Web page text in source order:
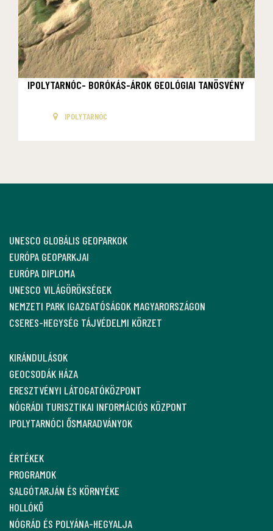
IPOLYTARNÓC- BORÓKÁS-ÁROK GEOLÓGIAI TANÖSVÉNY
IPOLYTARNÓC
UNESCO GLOBÁLIS GEOPARKOK
EURÓPA GEOPARKJAI
EURÓPA DIPLOMA
UNESCO VILÁGÖRÖKSÉGEK
NEMZETI PARK IGAZGATÓSÁGOK MAGYARORSZÁGON
CSERES-HEGYSÉG TÁJVÉDELMI KÖRZET
KIRÁNDULÁSOK
GEOCSODÁK HÁZA
ERESZTVÉNYI LÁTOGATÓKÖZPONT
NÓGRÁDI TURISZTIKAI INFORMÁCIÓS KÖZPONT
IPOLYTARNÓCI ŐSMARADVÁNYOK
ÉRTÉKEK
PROGRAMOK
SALGÓTARJÁN ÉS KÖRNYÉKE
HOLLÓKŐ
NÓGRÁD ÉS POLYÁNA-HEGYALJA